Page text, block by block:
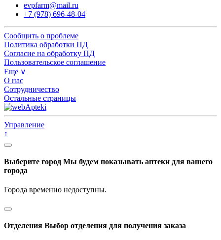
evpfarm@mail.ru
+7 (978) 696-48-04
Сообщить о проблеме
Политика обработки ПД
Согласие на обработку ПД
Пользовательское соглашение
Еще ∨
О нас
Сотрудничество
Остальные страницы
Управление
↑
Выберите город Мы будем показывать аптеки для вашего
города
Города временно недоступны.
Отделения Выбор отделения для получения заказа